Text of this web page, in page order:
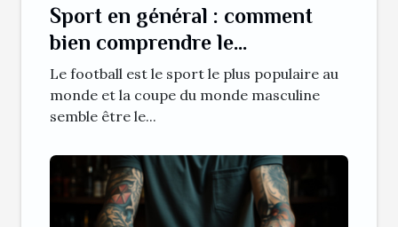
Sport en général : comment
bien comprendre le
déroulement d’un match de
football ?
Le football est le sport le plus populaire au
monde et la coupe du monde masculine
semble être le...